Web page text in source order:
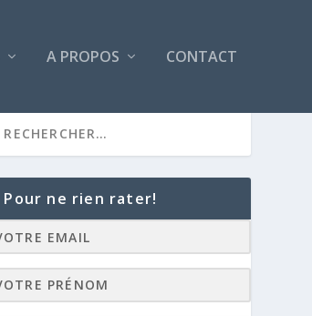
A PROPOS CONTACT
Pour ne rien rater!